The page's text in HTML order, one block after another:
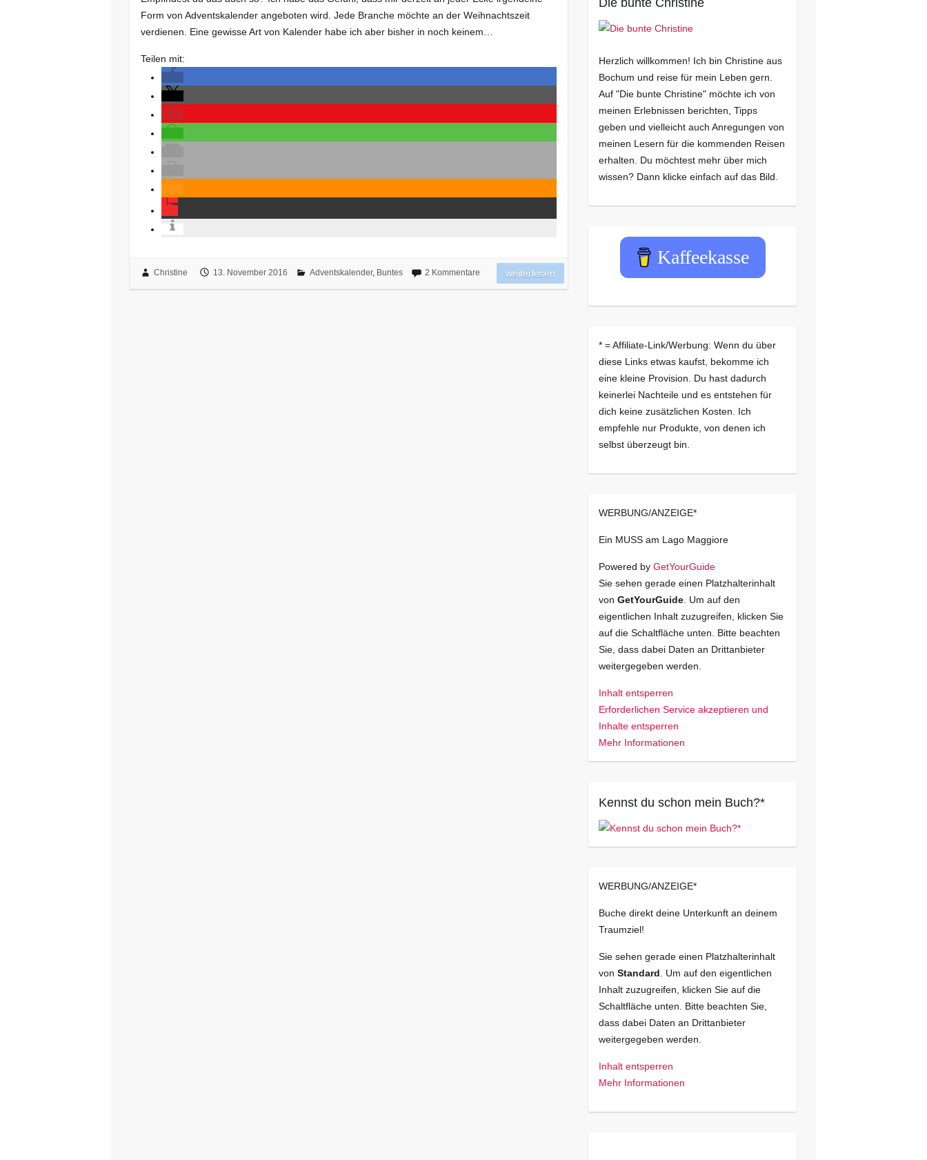
Form von Adventskalender angeboten wird. Jede Branche möchte an der Weihnachtszeit
verdienen. Eine gewisse Art von Kalender habe ich aber bisher in noch keinem…
Teilen mit:
Christine 13. November 2016 Adventskalender, Buntes 2 Kommentare weiterlesen
Die bunte Christine
Herzlich willkommen! Ich bin Christine aus
Bochum und reise für mein Leben gern.
Auf "Die bunte Christine" möchte ich von
meinen Erlebnissen berichten, Tipps
geben und vielleicht auch Anregungen von
meinen Lesern für die kommenden Reisen
erhalten. Du möchtest mehr über mich
wissen? Dann klicke einfach auf das Bild.
Kaffeekasse
* = Affiliate-Link/Werbung: Wenn du über
diese Links etwas kaufst, bekomme ich
eine kleine Provision. Du hast dadurch
keinerlei Nachteile und es entstehen für
dich keine zusätzlichen Kosten. Ich
empfehle nur Produkte, von denen ich
selbst überzeugt bin.
WERBUNG/ANZEIGE*
Ein MUSS am Lago Maggiore
Powered by GetYourGuide
Sie sehen gerade einen Platzhalterinhalt
von GetYourGuide. Um auf den
eigentlichen Inhalt zuzugreifen, klicken Sie
auf die Schaltfläche unten. Bitte beachten
Sie, dass dabei Daten an Drittanbieter
weitergegeben werden.
Inhalt entsperren
Erforderlichen Service akzeptieren und
Inhalte entsperren
Mehr Informationen
Kennst du schon mein Buch?*
WERBUNG/ANZEIGE*
Buche direkt deine Unterkunft an deinem
Traumziel!
Sie sehen gerade einen Platzhalterinhalt
von Standard . Um auf den eigentlichen
Inhalt zuzugreifen, klicken Sie auf die
Schaltfläche unten. Bitte beachten Sie,
dass dabei Daten an Drittanbieter
weitergegeben werden.
Inhalt entsperren
Mehr Informationen